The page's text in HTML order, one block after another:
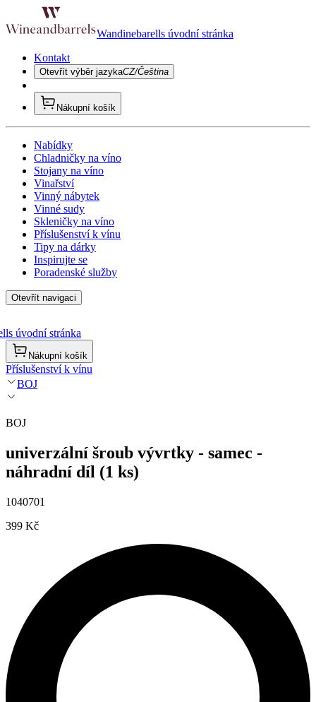
Wandinebarells úvodní stránka
Kontakt
Otevřít výběr jazykaCZ/Čeština
Nákupní košík
Nabídky
Chladničky na víno
Stojany na víno
Vinařství
Vinný nábytek
Vinné sudy
Skleničky na víno
Příslušenství k vínu
Tipy na dárky
Inspirujte se
Poradenské služby
Otevřít navigaci
úvodní stránka
Nákupní košík
Příslušenství k vínu
BOJ
BOJ
univerzální šroub vývrtky - samec -
náhradní díl (1 ks)
1040701
399 Kč